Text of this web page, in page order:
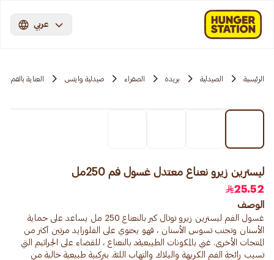
عربي
الرئيسية الصيدلية بريدة الصفراء صيدلية وايتس العناية بالفم
ليسترين زيرو نعناع معتدل غسول فم 250مل
25.52
الوصف
غسول الفم ليسترين زيرو توتال كير بالنعناع 250 مل يساعد على حماية
الأسنان وتجنب تسوس الأسنان ، فهو يحتوي على الفلورايد مرتين أكثر من
المنتجات الأخرى. غني بالمكونات الطبيعيةد بالنعناع ، للقضاء على الجراثيم التي
تسبب رائحة الفم الكريهة والبلاك والتهاب اللثة. بتركيبة طبيعية خالية من